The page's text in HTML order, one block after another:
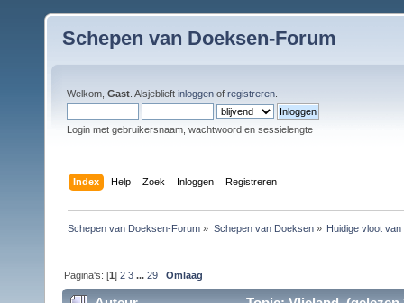
Schepen van Doeksen-Forum
Welkom, Gast . Alsjeblieft inloggen of registreren
Login met gebruikersnaam, wachtwoord en sessielengte
Index Help Zoek Inloggen Registreren
Schepen van Doeksen-Forum » Schepen van Doeksen» Huidige vloot
Pagina's: [1]2 3 ...29 Omlaag